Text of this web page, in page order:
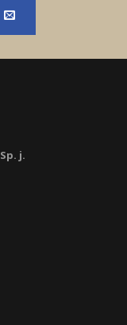
j.